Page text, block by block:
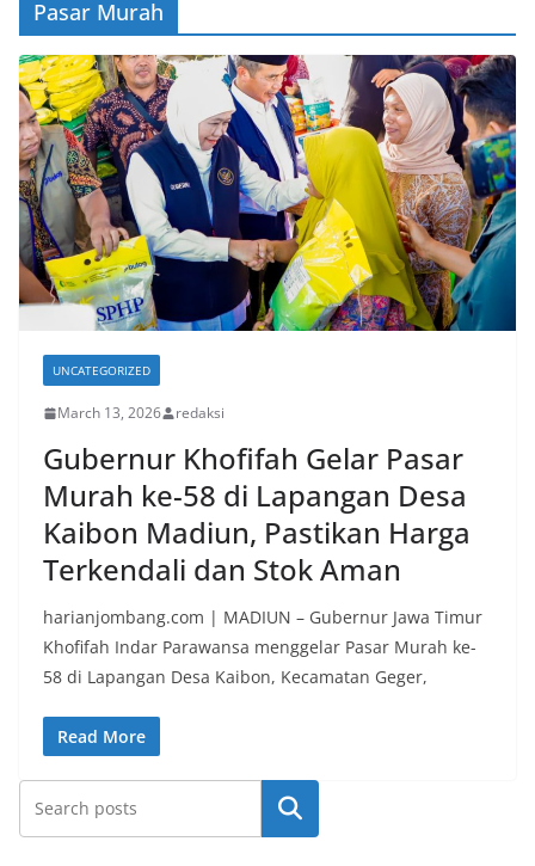
Pasar Murah
UNCATEGORIZED
March 13, 2026 redaksi
Gubernur Khofifah Gelar Pasar
Murah ke-58 di Lapangan Desa
Kaibon Madiun, Pastikan Harga
Terkendali dan Stok Aman
harianjombang.com | MADIUN – Gubernur Jawa Timur
Khofifah Indar Parawansa menggelar Pasar Murah ke-
58 di Lapangan Desa Kaibon, Kecamatan Geger,
Read More
Search